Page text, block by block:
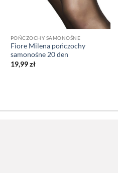
POŃCZOCHY SAMONOŚNE
Fiore Milena pończochy
samonośne 20 den
19,99zł